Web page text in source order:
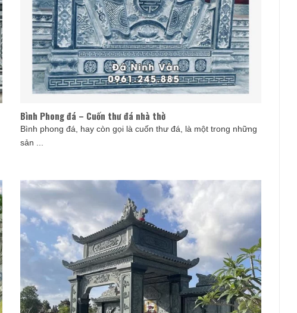
Bình Phong đá – Cuốn thư đá nhà thờ
Bình phong đá, hay còn gọi là cuốn thư đá, là một trong những
sản ...